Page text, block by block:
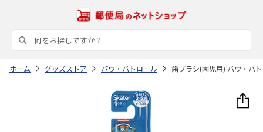
ホーム グッズストア パウ・パトロール 歯ブラシ(園児用) パウ・パ